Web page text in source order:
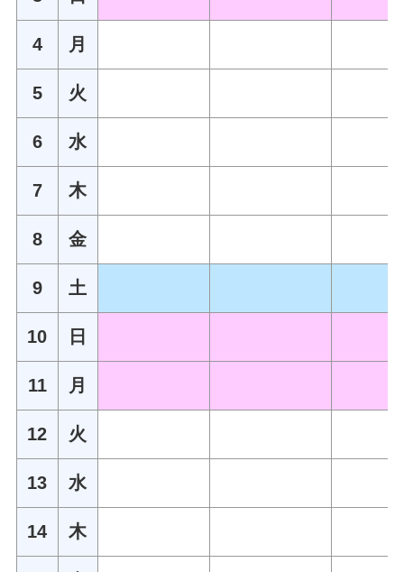
4 月
5 火
6 水
7 木
8 金
9 土
10 日
11 月
12 火
13 水
14 木